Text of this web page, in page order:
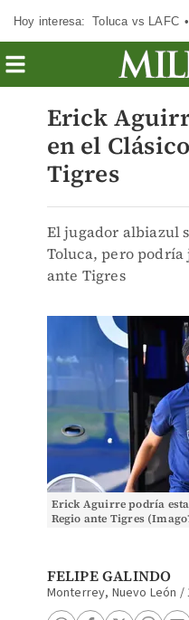
Hoy interesa: Toluca vs LAFC
Erick
en el
Tigres
El jugador albiazul
Toluca, pero
ante Tigres
Erick Aguirre podría
Regio ante Tigres
FELIPE GALINDO
Monterrey, Nuevo León /